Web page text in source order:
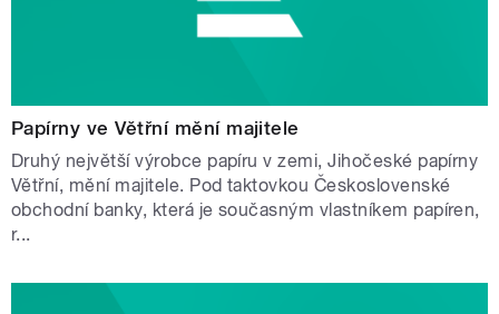
Papírny ve Větřní mění majitele
Druhý největší výrobce papíru v zemi, Jihočeské papírny
Větřní, mění majitele. Pod taktovkou Československé
obchodní banky, která je současným vlastníkem papíren,
r...